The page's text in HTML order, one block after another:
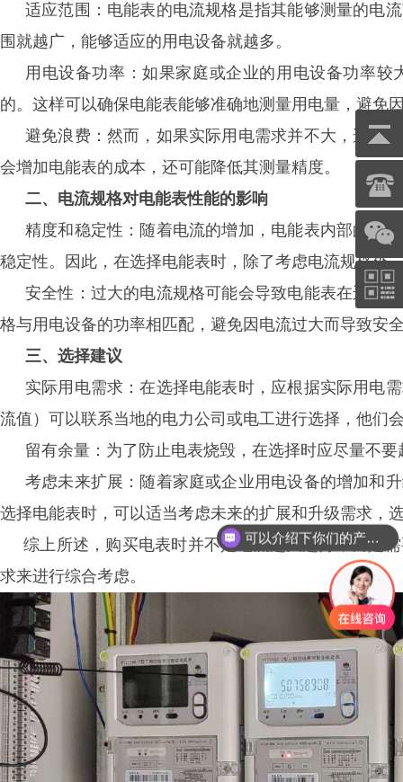
适应范围：电能表的电流规格是指其能够测量的电
围就越广，能够适应的用电设备就越多。
用电设备功率：如果家庭或企业的用电设备功率
的。这样可以确保电能表能够准确地测量用电量，避免
避免浪费：然而，如果实际用电需求并不大，选择
会增加电能表的成本，还可能降低其测量精度。
二、电流规格对电能表性能的影响
精度和稳定性：随着电流的增加，电能表内部的电
稳定性。因此，在选择电能表时，除了考虑电流规格外
安全性：过大的电流规格可能会导致电能表在运行
格与用电设备的功率相匹配，避免因电流过大而导致安
三、选择建议
实际用电需求：在选择电能表时，应根据实际用电
流值）可以联系当地的电力公司或电工进行选择，他们
留有余量：为了防止电表烧毁，在选择时应尽量不
考虑未来扩展：随着家庭或企业用电设备的增加和
选择电能表时，可以适当考虑未来的扩展和升级需求，
综上所述，购买电表时并不是电流越大越好，而是
求来进行综合考虑。
LXSF电子远传智能水表 宁波三星DDZY188-Z型4G通讯智
能表
可以介绍下你们的产品么？
你们是怎么收费的呢？